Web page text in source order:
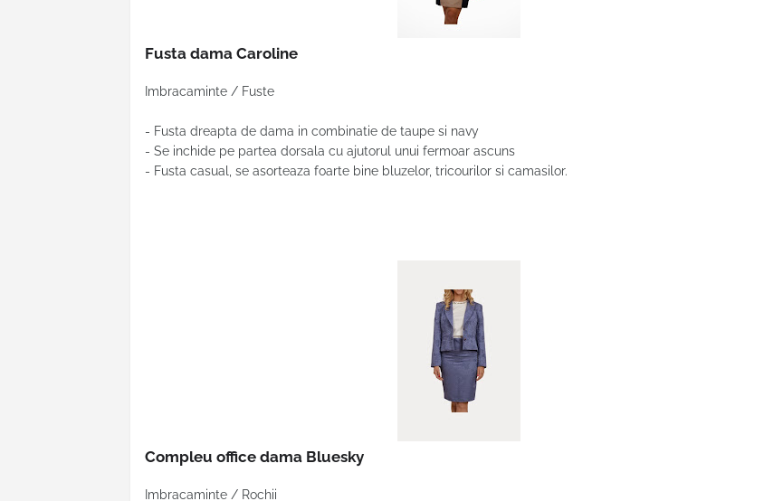
Fusta dama Caroline
Imbracaminte / Fuste
- Fusta dreapta de dama in combinatie de taupe si navy
- Se inchide pe partea dorsala cu ajutorul unui fermoar ascuns
- Fusta casual, se asorteaza foarte bine bluzelor, tricourilor si camasilor.
Compleu office dama Bluesky
Imbracaminte / Rochii